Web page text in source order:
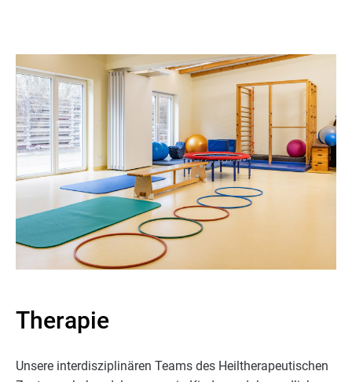
Therapie
Unsere interdisziplinären Teams des Heiltherapeutischen